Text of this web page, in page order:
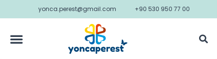
yonca.perest@gmail.com +90 530 950 77 00